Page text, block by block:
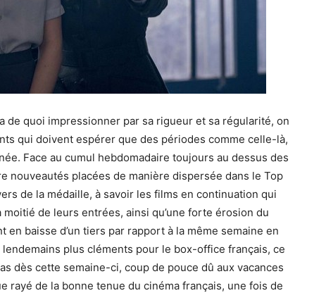
de quoi impressionner par sa rigueur et sa régularité, on
qui doivent espérer que des périodes comme celle-là,
Face au cumul hebdomadaire toujours au dessus des
nouveautés placées de manière dispersée dans le Top
de la médaille, à savoir les films en continuation qui
de leurs entrées, ainsi qu’une forte érosion du
baisse d’un tiers par rapport à la même semaine en
lendemains plus cléments pour le box-office français, ce
dès cette semaine-ci, coup de pouce dû aux vacances
rayé de la bonne tenue du cinéma français, une fois de